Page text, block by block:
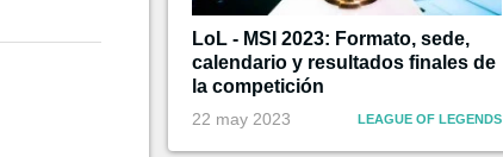
LoL - MSI 2023: Formato, sede,
calendario y resultados finales de
la competición
22 may 2023 LEAGUE OF LEGENDS